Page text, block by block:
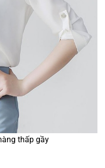
thấp gầy